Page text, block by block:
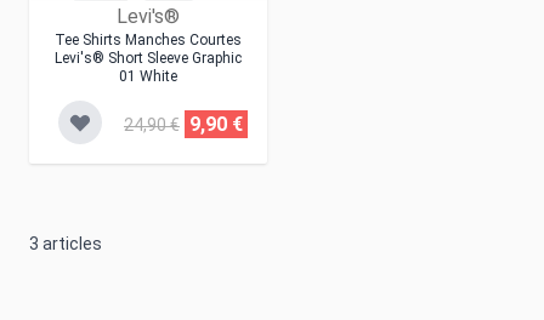
Levi's®
Tee Shirts Manches Courtes
Levi's® Short Sleeve Graphic
01 White
24,90 € 9,90 €
3 articles